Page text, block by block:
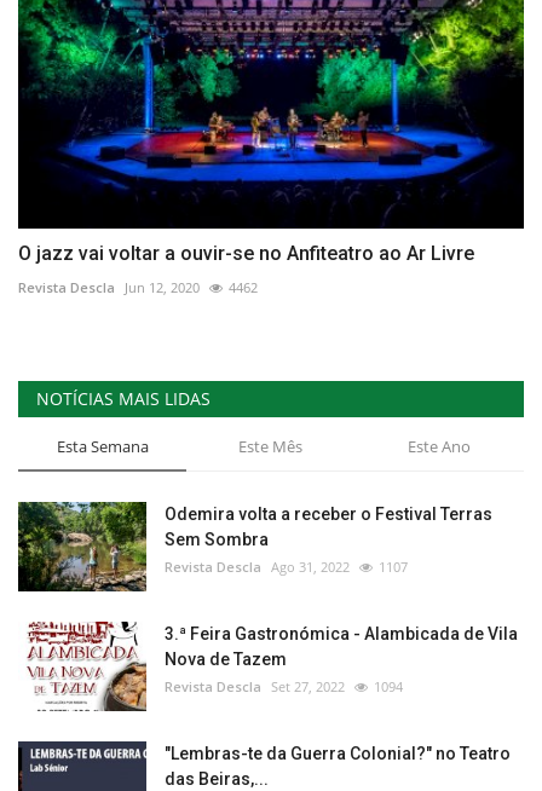
O jazz vai voltar a ouvir-se no Anfiteatro ao Ar Livre
Revista Descla Jun 12, 2020 4462
NOTÍCIAS MAIS LIDAS
Esta Semana Este Mês Este Ano
Odemira volta a receber o Festival Terras
Sem Sombra
Revista Descla Ago 31, 2022 1107
3.ª Feira Gastronómica - Alambicada de Vila
Nova de Tazem
Revista Descla Set 27, 2022 1094
"Lembras-te da Guerra Colonial?" no Teatro
das Beiras,...